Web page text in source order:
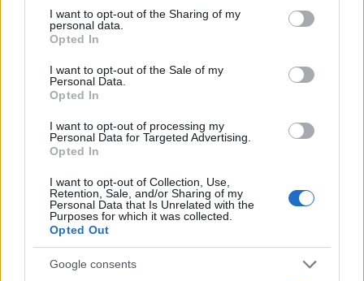
I want to opt-out of the Sharing of my
personal data.
Opted In
I want to opt-out of the Sale of my
Personal Data.
Opted In
I want to opt-out of processing my
Personal Data for Targeted Advertising.
Opted In
I want to opt-out of Collection, Use,
Retention, Sale, and/or Sharing of my
Personal Data that Is Unrelated with the
Purposes for which it was collected.
Opted Out
Google consents
Esteri, in Spagna c’è l’accordo delle sinistre,
l’inferno per uno zuppista: salario minimo,
licenziare ed extraprofitti.
17:10 Parola ai commensali.
100
SEDUTE SATIRICHE